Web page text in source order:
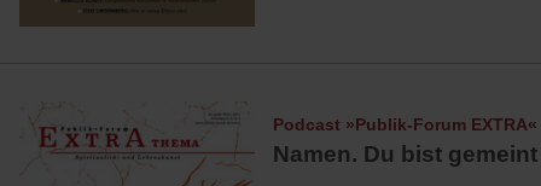
Podcast »Publik-Forum EXTRA«
Namen. Du bist gemeint